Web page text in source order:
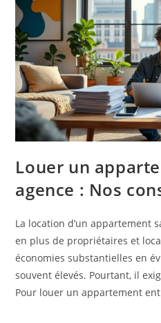
Louer un
agence : Nos
La location d’un appartement
en plus de propriétaires et
économies substantielles en
souvent élevés. Pourtant, il
Pour louer un appartement